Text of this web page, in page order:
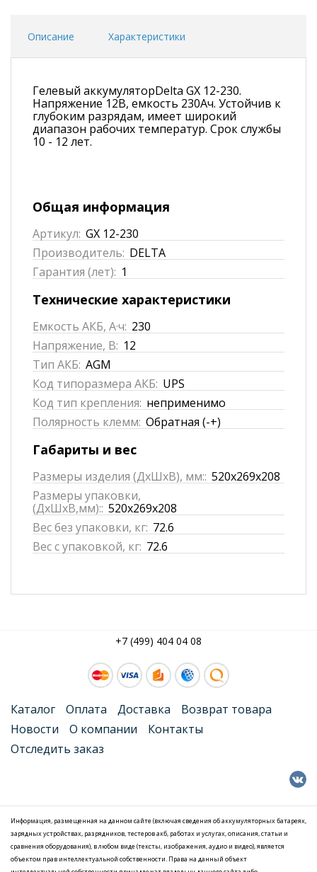
Описание Характеристики
Гелевый аккумуляторDelta GX 12-230.
Напряжение 12В, емкость 230Ач. Устойчив к
глубоким разрядам, имеет широкий
диапазон рабочих температур. Срок службы
10 - 12 лет.
Общая информация
Артикул: GX 12-230
Производитель: DELTA
Гарантия (лет): 1
Технические характеристики
Емкость АКБ, А·ч: 230
Напряжение, В: 12
Тип АКБ: AGM
Код типоразмера АКБ: UPS
Код тип крепления: неприменимо
Полярность клемм: Обратная (-+)
Габариты и вес
Размеры изделия (ДхШхВ), мм:: 520x269x208
Размеры упаковки,
(ДхШхВ,мм):: 520x269x208
Вес без упаковки, кг: 72.6
Вес с упаковкой, кг: 72.6
+7 (499) 404 04 08
Каталог Оплата Доставка
Возврат товара
Новости
О компании
Контакты
Отследить заказ
Информация, размещенная на данном сайте (включая сведения об аккумуляторных батареях,
зарядных устройствах, разрядников, тестеров акб, работах и услугах, описания, статьи и
сравнения оборудования), в любом виде (тексты, изображения, аудио и видео), является
объектом прав интеллектуальной собственности. Права на данный объект